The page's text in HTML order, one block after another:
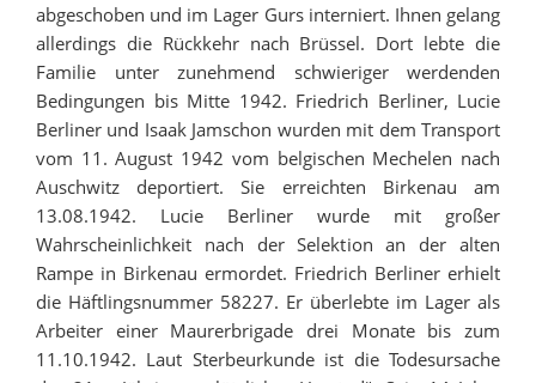
abgeschoben und im Lager Gurs interniert. Ihnen gelang
allerdings die Rückkehr nach Brüssel. Dort lebte die
Familie unter zunehmend schwieriger werdenden
Bedingungen bis Mitte 1942. Friedrich Berliner, Lucie
Berliner und Isaak Jamschon wurden mit dem Transport
vom 11. August 1942 vom belgischen Mechelen nach
Auschwitz deportiert. Sie erreichten Birkenau am
13.08.1942. Lucie Berliner wurde mit großer
Wahrscheinlichkeit nach der Selektion an der alten
Rampe in Birkenau ermordet. Friedrich Berliner erhielt
die Häftlingsnummer 58227. Er überlebte im Lager als
Arbeiter einer Maurerbrigade drei Monate bis zum
11.10.1942. Laut Sterbeurkunde ist die Todesursache